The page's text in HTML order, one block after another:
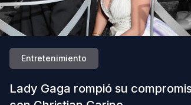
Entretenimiento
Lady Gaga rompió su